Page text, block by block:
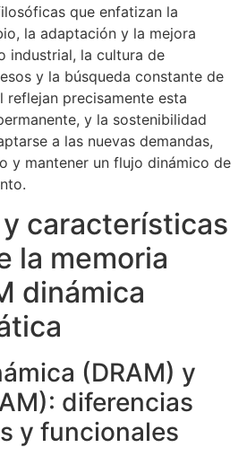
que enfatizan la
la adaptación y la mejora
industrial, la cultura de
y la búsqueda constante de
reflejan precisamente esta
y la sostenibilidad
a las nuevas demandas,
y mantener un flujo dinámico de
características
la memoria
dinámica
(DRAM) y
diferencias
y funcionales